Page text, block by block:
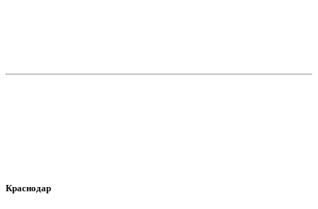
Краснодар